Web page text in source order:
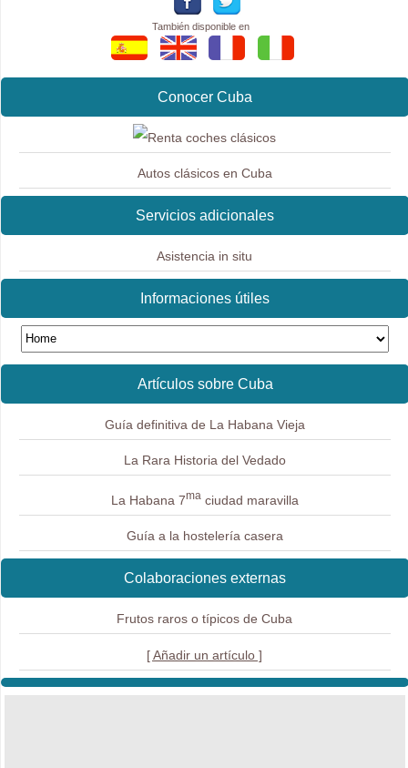
También disponible en
Conocer Cuba
Autos clásicos en Cuba
Servicios adicionales
Asistencia in situ
Informaciones útiles
Artículos sobre Cuba
Guía definitiva de La Habana Vieja
La Rara Historia del Vedado
La Habana 7maciudad maravilla
Guía a la hostelería casera
Colaboraciones externas
Frutos raros o típicos de Cuba
[ Añadir un artículo ]